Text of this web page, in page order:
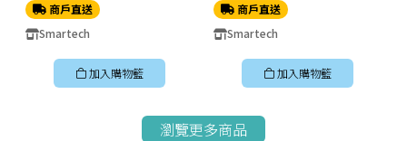
商戶直送
Smartech
加入購物籃
商戶直送
Smartech
加入購物籃
瀏覽更多商品